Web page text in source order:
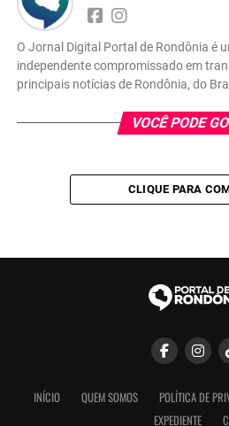
O Jornal Digital Portal de Rondônia é
independente compromissado em
principais notícias de Rondônia, do
VOCÊ PODE
CLIQUE PARA
INÍCIO QUEM SOMOS POLÍTICA DE
EXPEDIENTE